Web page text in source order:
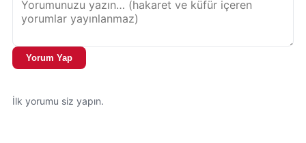
Yorum Yap
İlk yorumu siz yapın.